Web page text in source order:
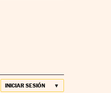
INICIAR SESIÓN